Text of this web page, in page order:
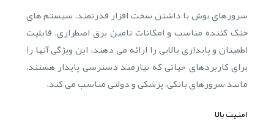
سرورهای بوش با داشتن سخت افزار قدرتمند، سیستم های
خنک کننده مناسب و امکانات تامین برق اضطراری، قابلیت
اطمینان و پایداری بالایی را ارائه می دهند. این ویژگی آنها را
برای کاربردهای حیاتی که نیازمند دسترسی پایدار هستند،
مانند سرورهای بانکی، پزشکی و دولتی مناسب می کند.
امنیت بالا